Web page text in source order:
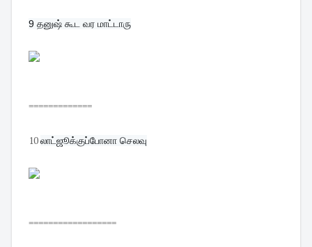
9 தனுஷ் கூட வர மாட்டாரு
=============
10லாட்ஜூக்குப்போனா செலவு
==================